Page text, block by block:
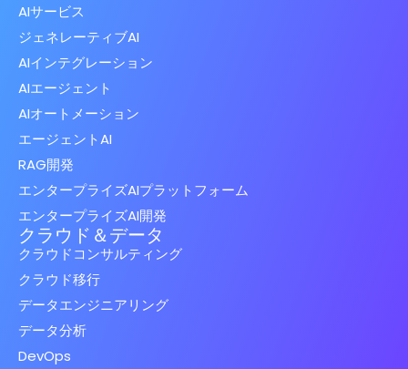
AIサービス
ジェネレーティブAI
AIインテグレーション
AIエージェント
AIオートメーション
エージェントAI
RAG開発
エンタープライズAIプラットフォーム
エンタープライズAI開発
クラウド＆データ
クラウドコンサルティング
クラウド移行
データエンジニアリング
データ分析
DevOps